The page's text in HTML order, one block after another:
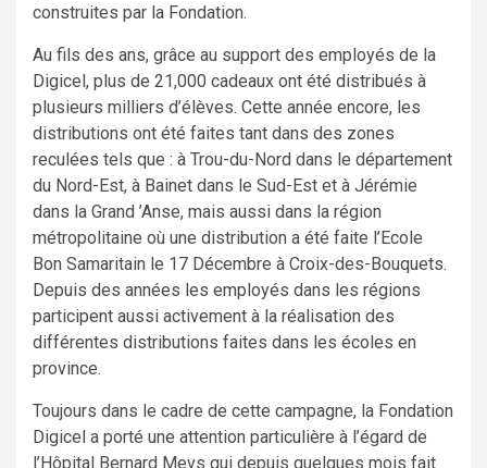
construites par la Fondation.
Au fils des ans, grâce au support des employés de la
Digicel, plus de 21,000 cadeaux ont été distribués à
plusieurs milliers d’élèves. Cette année encore, les
distributions ont été faites tant dans des zones
reculées tels que : à Trou-du-Nord dans le département
du Nord-Est, à Bainet dans le Sud-Est et à Jérémie
dans la Grand ’Anse, mais aussi dans la région
métropolitaine où une distribution a été faite l’Ecole
Bon Samaritain le 17 Décembre à Croix-des-Bouquets.
Depuis des années les employés dans les régions
participent aussi activement à la réalisation des
différentes distributions faites dans les écoles en
province.
Toujours dans le cadre de cette campagne, la Fondation
Digicel a porté une attention particulière à l’égard de
l’Hôpital Bernard Mevs qui depuis quelques mois fait